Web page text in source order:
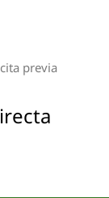
previa